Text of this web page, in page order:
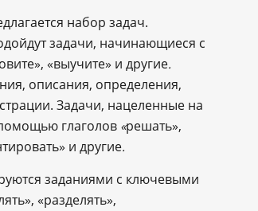
набор задач.
задачи, начинающиеся с
«выучите» и другие.
описания, определения,
Задачи, нацеленные на
глаголов «решать»,
и другие.
заданиями с ключевыми
«разделять»,